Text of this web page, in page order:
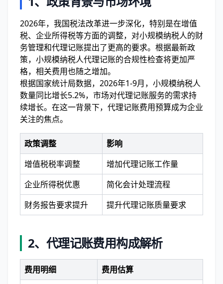
2026年，我国税法改革进一步深化，特别是在增值
税、企业所得税等方面的调整，对小规模纳税人的财
务管理和代理记账提出了更高的要求。根据最新政
策，小规模纳税人代理记账的合规性检查将更加严
格，相关费用也随之增加。
根据国家统计局数据，2026年1-9月，小规模纳税人
数量同比增长5.2%，市场对代理记账服务的需求持
续增长。在这一背景下，代理记账费用预算成为企业
关注的焦点。
政策调整
影响
增值税税率调整
增加代理记账工作量
企业所得税优惠
简化会计处理流程
财务报告要求提升
提升代理记账质量要求
2、 代理记账费用构成解析
费用明细
费用估算